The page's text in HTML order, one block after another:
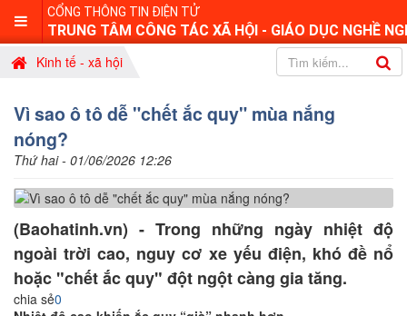
CỔNG THÔNG TIN ĐIỆN TỬ
TRUNG TÂM CÔNG TÁC XÃ HỘI - GIÁO DỤC NGHỀ
Kinh tế - xã hội
Vì sao ô tô dễ "chết ắc quy" mùa nắng
nóng?
Thứ hai - 01/06/2026 12:26
(Baohatinh.vn) - Trong những ngày nhiệt độ
ngoài trời cao, nguy cơ xe yếu điện, khó đề nổ
hoặc "chết ắc quy" đột ngột càng gia tăng.
chia sẻ0